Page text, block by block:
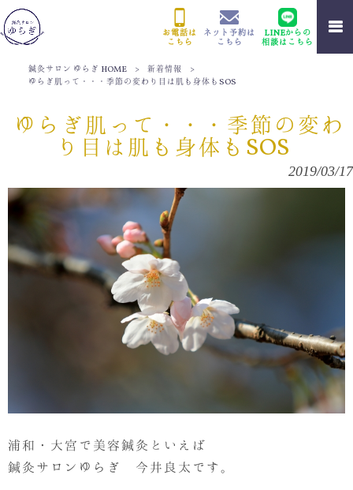
お電話は
こちら
ネット予約は
こちら
LINEからの
相談はこちら
鍼灸サロン ゆらぎ HOME > 新着情報
>
ゆらぎ肌って・・・季節の変わり目は肌も身体もSOS
ゆらぎ肌って・・・季節の変わ
り目は肌も身体もSOS
2019/03/17
浦和・大宮で美容鍼灸といえば
鍼灸サロンゆらぎ 今井良太です。